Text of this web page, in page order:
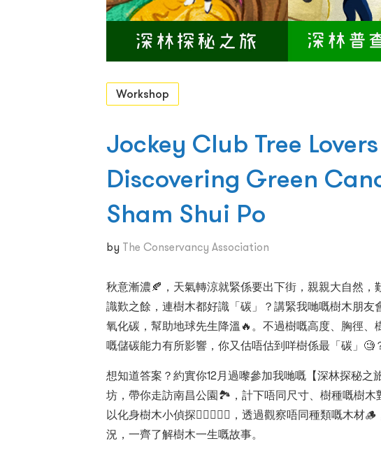
Workshop
Jockey Club Tree
Discovering Green
Sham Shui Po
by The Conservancy Association
秋意漸濃🍂，天氣轉涼就緊係要出下街，親親大自然，
識歎之餘，連樹木都好識「碳」？講緊我哋嘅樹木朋友
氧化碳，幫助地球先生降溫🔥。不過樹嘅高度、胸徑、
嘅儲碳能力有所影響，你又估唔估到咩樹係最「碳」🧐
想知道答案？約實你12月過嚟參加我哋嘅【深林探秘之
坊，帶你走訪南昌公園🏞️，計下唔同尺寸、樹種嘅樹木
以化身樹木小偵探🕵🏻🕵🏻‍♀️，透過觀察唔同種類嘅木材
況，一齊了解樹木一生嘅故事。